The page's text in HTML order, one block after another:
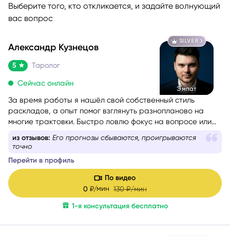
Выберите того, кто откликается, и задайте волнующий
вас вопрос
SILVER
Эмпат
Александр Кузнецов
5 Таролог
Сейчас онлайн
За время работы я нашёл свой собственный стиль
раскладов, а опыт помог взглянуть разнопланово на
многие трактовки. Быстро ловлю фокус на вопросе или
проблеме обращающегося. Люблю уместный юмор и на
консультациях создаю максимально дружелюбную
Моя цель — сделать так,
ответ, но и ушли с консультации позитивно заряженными
.
из отзывов: Его прогнозы сбываются, проигрываются
точно
Перейти в профиль
По видео
0 ₽/мин 130 ₽/мин
1-я консультация бесплатно